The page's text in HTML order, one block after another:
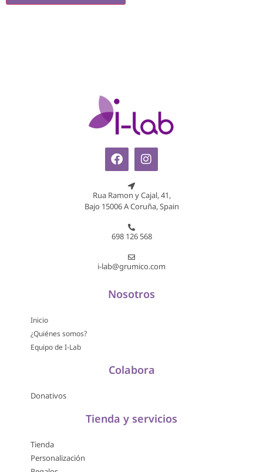
Rua Ramon y Cajal, 41,
Bajo 15006 A Coruña, Spain
698 126 568
i-lab@grumico.com
Nosotros
Inicio
¿Quiénes somos?
Equipo de I-Lab
Colabora
Donativos
Tienda y servicios
Tienda
Personalización